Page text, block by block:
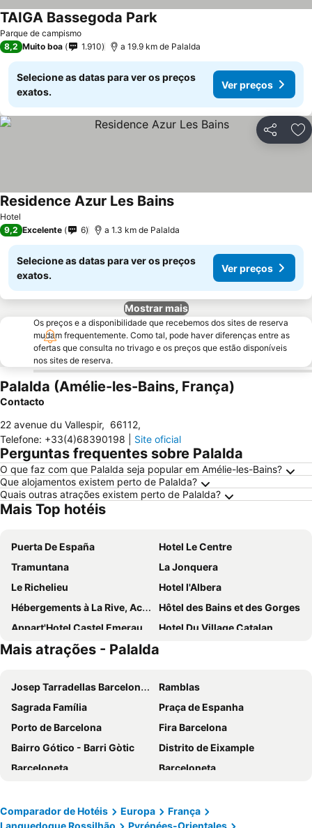
Parque de campismo
TAIGA Bassegoda Park
8,2 Muito boa 1.910 a 19.9 km de Palalda
Selecione as datas para ver os preços
exatos.
Ver preços
Partilhar
Hotel
Residence Azur Les Bains
9,2 Excelente 6 a 1.3 km de Palalda
Selecione as datas para ver os preços
exatos.
Ver preços
Mostrar mais
Os preços e a disponibilidade que recebemos dos sites de reserva
mudam frequentemente. Como tal, pode haver diferenças entre as
ofertas que consulta no trivago e os preços que estão disponíveis
nos sites de reserva.
Palalda (Amélie-les-Bains, França)
Contacto
22 avenue du Vallespir, 66112,
Telefone: +33(4)68390198 Site oficial
Perguntas frequentes sobre Palalda
O que faz com que Palalda seja popular em Amélie-les-Bains?
Que alojamentos existem perto de Palalda?
Quais outras atrações existem perto de Palalda?
Mais Top hotéis
Puerta De España
Hotel Le Centre
Tramuntana
La Jonquera
Le Richelieu
Hotel l'Albera
Hébergements à La Rive, Accueil ouvert tous les jours jusqu'à 20h00 dernier délai, depuis 30 ans ! Réserver ici svp ! Merci ! Aucun règlement à distan
Hôtel des Bains et des Gorges
Appart'Hotel Castel Emeraude, Charme Et Caractere
Hotel Du Village Catalan
Cortie
Le Ceretan Hotel
Chez Ninou
Mais atrações - Palalda
Josep Tarradellas Barcelona–El Prat Airport
Ramblas
Sagrada Família
Praça de Espanha
Porto de Barcelona
Fira Barcelona
Bairro Gótico - Barri Gòtic
Distrito de Eixample
Barceloneta
Barceloneta
Camp Nou
Estació de Sants
Comparador de Hotéis Europa
França